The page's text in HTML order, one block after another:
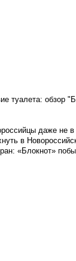
туалета: обзор
даже не
в
«Блокнот»